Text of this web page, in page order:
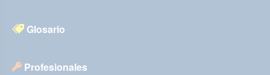
Glosario
Profesionales